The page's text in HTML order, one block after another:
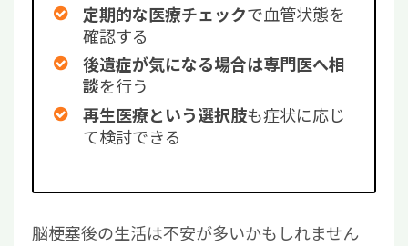
定期的な医療チェックで血管状態を
確認する
後遺症が気になる場合は専門医へ相
談を行う
再生医療という選択肢も症状に応じ
て検討できる
脳梗塞後の生活は不安が多いかもしれません